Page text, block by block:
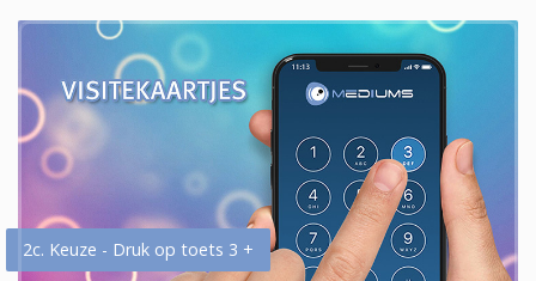
2c. Keuze - Druk op toets 3 +